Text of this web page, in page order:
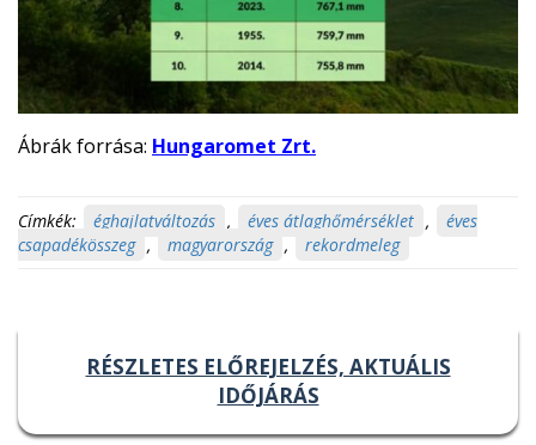
Ábrák forrása: Hungaromet Zrt.
Címkék: éghajlatváltozás , éves átlaghőmérséklet ,
éves
csapadékösszeg , magyarország , rekordmeleg
RÉSZLETES ELŐREJELZÉS, AKTUÁLIS
IDŐJÁRÁS